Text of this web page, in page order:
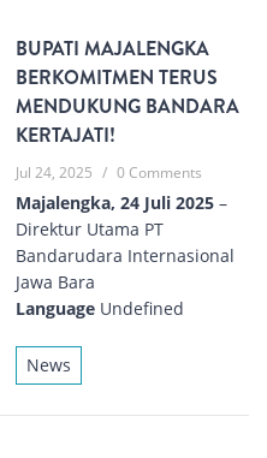
BUPATI MAJALENGKA
BERKOMITMEN TERUS
MENDUKUNG BANDARA
KERTAJATI!
Jul 24, 2025 / 0 Comments
Majalengka, 24 Juli 2025 –
Direktur Utama PT
Bandarudara Internasional
Jawa Bara
Language Undefined
News